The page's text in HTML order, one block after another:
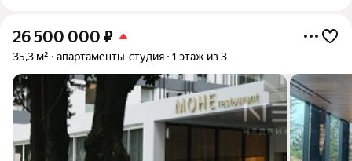
26 500 000 ₽
35,3 м² апартаменты-студия 1 этаж из 3